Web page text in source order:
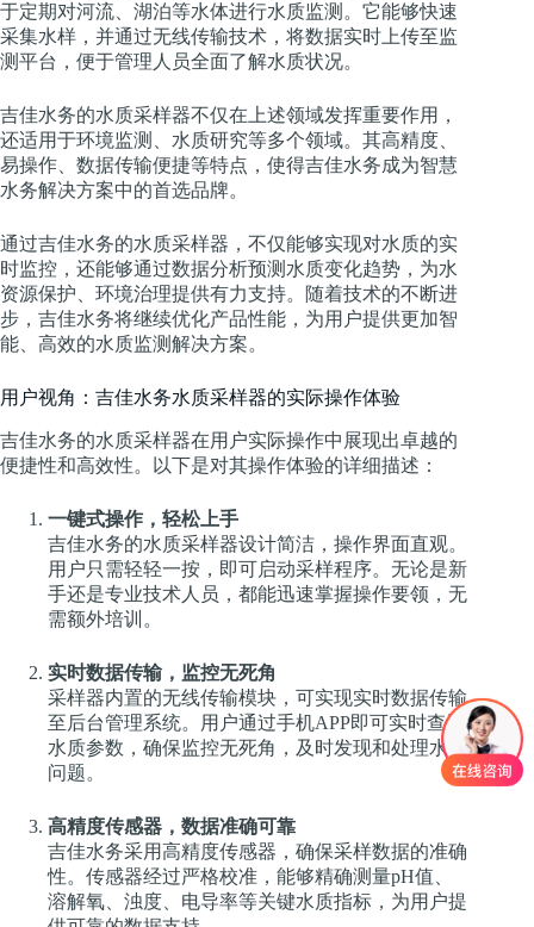
于定期对河流、湖泊等水体进行水质监测。它能够快速
采集水样，并通过无线传输技术，将数据实时上传至监
测平台，便于管理人员全面了解水质状况。
吉佳水务的水质采样器不仅在上述领域发挥重要作用，
还适用于环境监测、水质研究等多个领域。其高精度、
易操作、数据传输便捷等特点，使得吉佳水务成为智慧
水务解决方案中的首选品牌。
通过吉佳水务的水质采样器，不仅能够实现对水质的实
时监控，还能够通过数据分析预测水质变化趋势，为水
资源保护、环境治理提供有力支持。随着技术的不断进
步，吉佳水务将继续优化产品性能，为用户提供更加智
能、高效的水质监测解决方案。
用户视角：吉佳水务水质采样器的实际操作体验
吉佳水务的水质采样器在用户实际操作中展现出卓越的
便捷性和高效性。以下是对其操作体验的详细描述：
一键式操作，轻松上手
吉佳水务的水质采样器设计简洁，操作界面直观。
用户只需轻轻一按，即可启动采样程序。无论是新
手还是专业技术人员，都能迅速掌握操作要领，无
需额外培训。
实时数据传输，监控无死角
采样器内置的无线传输模块，可实现实时数据传输
至后台管理系统。用户通过手机APP即可实时查看
水质参数，确保监控无死角，及时发现和处理水质
问题。
高精度传感器，数据准确可靠
吉佳水务采用高精度传感器，确保采样数据的准确
性。传感器经过严格校准，能够精确测量pH值、
溶解氧、浊度、电导率等关键水质指标，为用户提